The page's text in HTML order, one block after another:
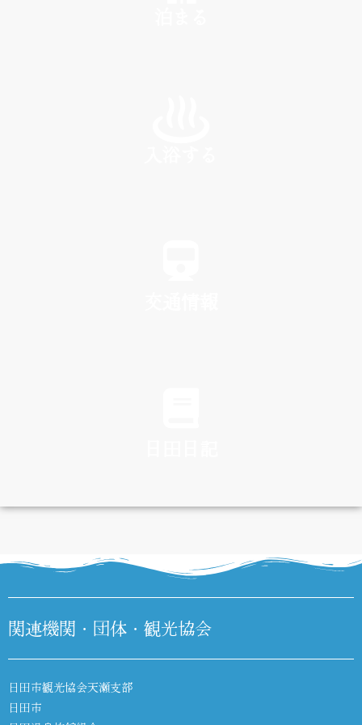
DIARY
関連機関・団体・観光協会
日田市観光協会天瀬支部
日田市